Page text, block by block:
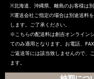
※北海道、沖縄県、離島のお客様は
※運送会社ご指定の場合は別途送料
します。ご了承ください。
※こちらの配送料は創吉オンライン
てのみ適用となります。お電話、
ご返送等には該当致しませんので、
ます。